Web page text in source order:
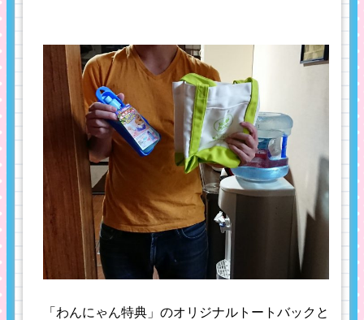
「わんにゃん特典」のオリジナルトートバックと